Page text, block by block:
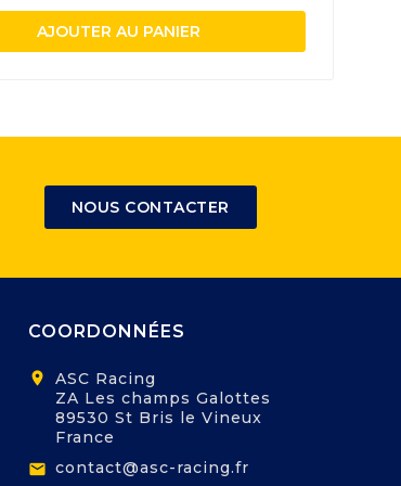
AJOUTER AU PANIER
NOUS CONTACTER
COORDONNÉES
location_on
ASC Racing
ZA Les champs Galottes
89530 St Bris le Vineux
France
email contact@asc-racing.fr